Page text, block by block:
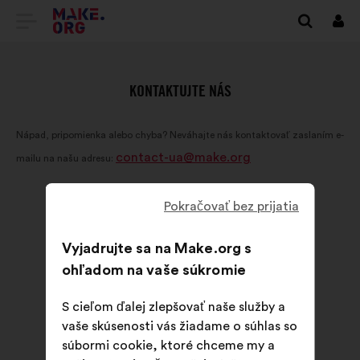
PREJSŤ
DOMOVSKÚ
MAKE.ORG
KONTAKTUJTE NÁS
Nápad, pripomienka alebo chyba? Neváhajte nás kontaktovať zaslaním e-
mailu na našu adresu: contact-ua@make.org
Pokračovať bez prijatia
Vyjadrujte sa na Make.org s
ohľadom na vaše súkromie
S cieľom ďalej zlepšovať naše služby a
vaše skúsenosti vás žiadame o súhlas so
súbormi cookie, ktoré chceme my a